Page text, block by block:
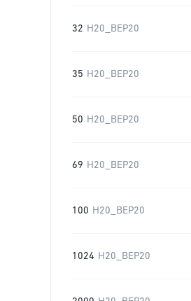
32 H20_BEP20
35 H20_BEP20
50 H20_BEP20
69 H20_BEP20
100 H20_BEP20
1024 H20_BEP20